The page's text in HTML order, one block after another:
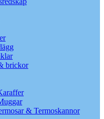
brickor
& Termoskannor